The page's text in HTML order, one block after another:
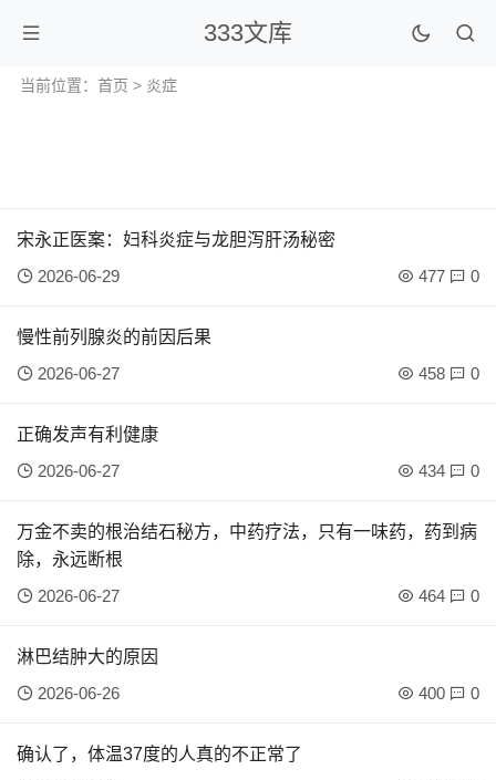
333文库
当前位置： 首页 > 炎症
宋永正医案：妇科炎症与龙胆泻肝汤秘密
2026-06-29
477 0
慢性前列腺炎的前因后果
2026-06-27
458 0
正确发声有利健康
2026-06-27
434 0
万金不卖的根治结石秘方，中药疗法，只有一味药，药到病
除，永远断根
2026-06-27
464 0
淋巴结肿大的原因
2026-06-26
400 0
确认了，体温37度的人真的不正常了